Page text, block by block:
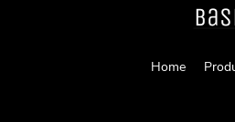
Home